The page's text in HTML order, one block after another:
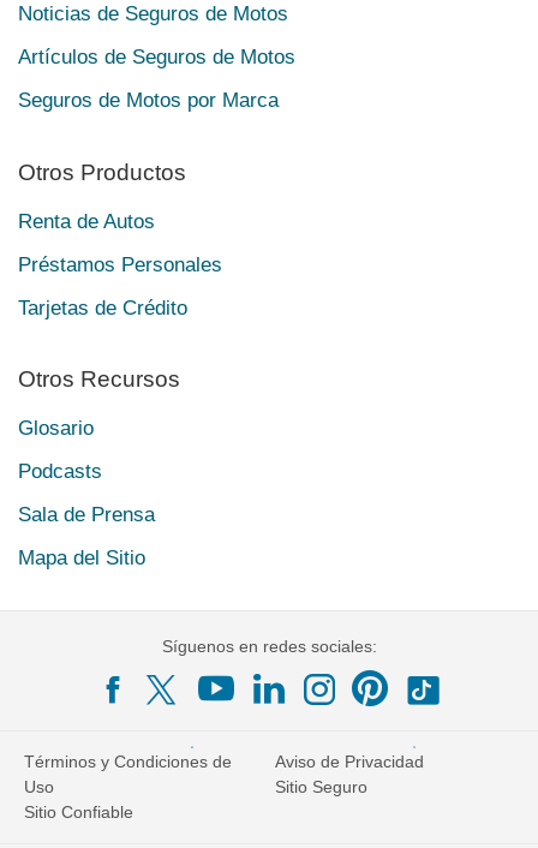
Noticias de Seguros de Motos
Artículos de Seguros de Motos
Seguros de Motos por Marca
Otros Productos
Renta de Autos
Préstamos Personales
Tarjetas de Crédito
Otros Recursos
Glosario
Podcasts
Sala de Prensa
Mapa del Sitio
Síguenos en redes sociales:
Términos y Condiciones de
Uso
Aviso de Privacidad
Sitio Seguro
Sitio Confiable